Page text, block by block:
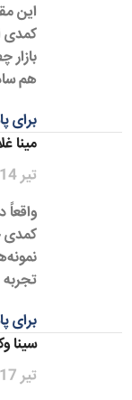
این
کمدی
بازار
هم
برای
مینا
تیر 14, 1404 در 1:54 ب.ظ
واقعاً
کمدی
برای
سینا
تیر 17, 1404 در 6:42 ق.ظ